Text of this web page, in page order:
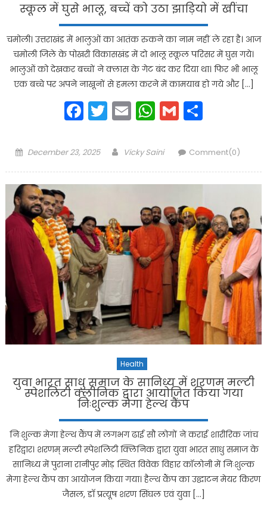
स्कूल में घुसे भालू, बच्चें को उठा झाड़ियो में खींचा
चमोली। उत्तराखंड में भालुओं का आतंक रुकने का नाम नहीं ले रहा है। आज
चमोली जिले के पोखरी विकासखंड में दो भालू स्कूल परिसर में घुस गये।
भालुओं को देखकर बच्चों ने क्लास के गेट बंद कर दिया था। फिर भी भालू
एक बच्चे पर अपने नाखूनों से हमला करने में कामयाब हो गये और […]
Facebook
Twitter
EmailWhatsApp
Gmail
Posted
December 23, 2025 Author
Vicky Saini Comment(0)
Health
युवा भारत साधु समाज के सानिध्य में शरणम् मल्टी
स्पेशलिटी क्लीनिक द्वारा आयोजित किया गया
निःशुल्क मेगा हेल्थ कैंप
निःशुल्क मेगा हेल्थ कैंप में लगभग ढाई सौ लोगों ने कराई शारीरिक जांच
हरिद्वार। शरणम् मल्टी स्पेशलिटी क्लिनिक द्वारा युवा भारत साधु समाज के
सानिध्य में पुराना रानीपुर मोड़ स्थित विवेक विहार कॉलोनी में निःशुल्क
मेगा हेल्थ कैंप का आयोजन किया गया। हैल्थ कैंप का उद्घाटन मेयर किरण
जैसल, डाॅ प्रत्यूष शरण सिंघल एवं युवा […]